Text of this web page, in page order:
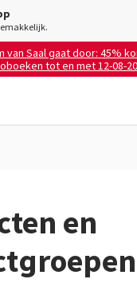
van Saal gaat door: 45%
tot en met 12-08-
en